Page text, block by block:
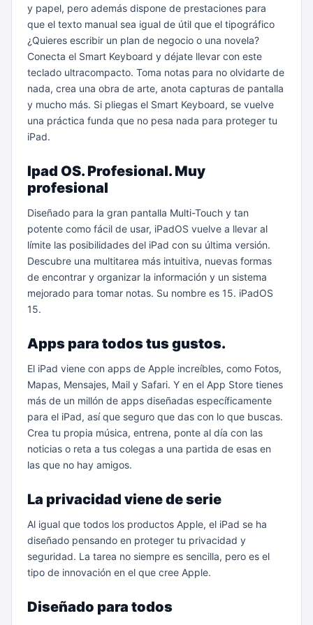
y papel, pero además dispone de prestaciones para
que el texto manual sea igual de útil que el tipográfico
¿Quieres escribir un plan de negocio o una novela?
Conecta el Smart Keyboard y déjate llevar con este
teclado ultracompacto. Toma notas para no olvidarte de
nada, crea una obra de arte, anota capturas de pantalla
y mucho más. Si pliegas el Smart Keyboard, se vuelve
una práctica funda que no pesa nada para proteger tu
iPad.
Ipad OS. Profesional. Muy
profesional
Diseñado para la gran pantalla Multi-Touch y tan
potente como fácil de usar, iPadOS vuelve a llevar al
límite las posibilidades del iPad con su última versión.
Descubre una multitarea más intuitiva, nuevas formas
de encontrar y organizar la información y un sistema
mejorado para tomar notas. Su nombre es 15. iPadOS
15.
Apps para todos tus gustos.
El iPad viene con apps de Apple increíbles, como Fotos,
Mapas, Mensajes, Mail y Safari. Y en el App Store tienes
más de un millón de apps diseñadas específicamente
para el iPad, así que seguro que das con lo que buscas.
Crea tu propia música, entrena, ponte al día con las
noticias o reta a tus colegas a una partida de esas en
las que no hay amigos.
La privacidad viene de serie
Al igual que todos los productos Apple, el iPad se ha
diseñado pensando en proteger tu privacidad y
seguridad. La tarea no siempre es sencilla, pero es el
tipo de innovación en el que cree Apple.
Diseñado para todos